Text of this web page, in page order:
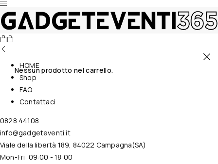
Nessun prodotto nel carrello.
HOME
Shop
FAQ
Contattaci
0828 44108
info@gadgeteventi.it
Viale della libertà 189, 84022 Campagna(SA)
Mon-Fri: 09:00 - 18:00